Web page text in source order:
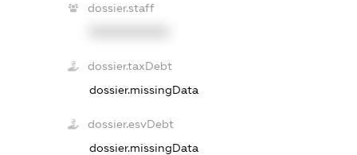
dossier.staff
dossier.taxDebt
dossier.missingData
dossier.esvDebt
dossier.missingData